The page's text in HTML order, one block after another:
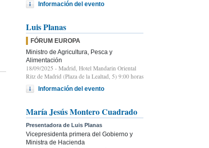
Información del evento
Luis Planas
FÓRUM EUROPA
Ministro de Agricultura, Pesca y
Alimentación
18/09/2025 - Madrid, Hotel Mandarin Oriental
Ritz de Madrid (Plaza de la Lealtad, 5) 9:00 horas
Información del evento
María Jesús Montero Cuadrado
Presentadora de Luis Planas
Vicepresidenta primera del Gobierno y
Ministra de Hacienda